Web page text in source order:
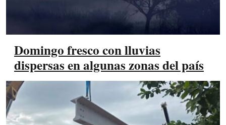
Domingo fresco con lluvias
dispersas en algunas zonas del país